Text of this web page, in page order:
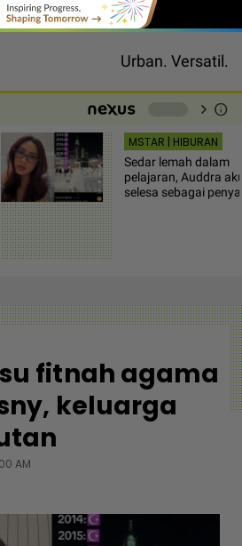
Urban. Versatil.
chevron_right info
MSTAR | HIBURAN
Sedar lemah dalam
pelajaran, Auddra
selesa sebagai
fitnah agama
keluarga
AM